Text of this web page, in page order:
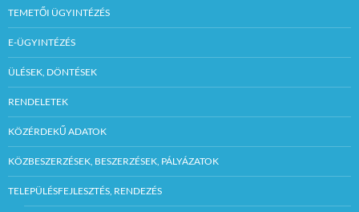
TEMETŐI ÜGYINTÉZÉS
E-ÜGYINTÉZÉS
ÜLÉSEK, DÖNTÉSEK
RENDELETEK
KÖZÉRDEKŰ ADATOK
KÖZBESZERZÉSEK, BESZERZÉSEK, PÁLYÁZATOK
TELEPÜLÉSFEJLESZTÉS, RENDEZÉS